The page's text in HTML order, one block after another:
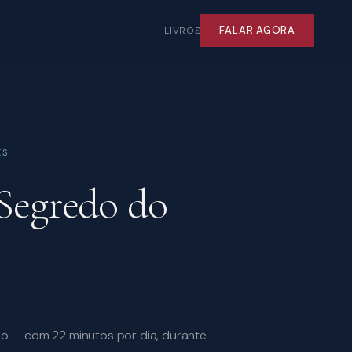
LIVROS FALAR AGORA
do
— com 22 minutos por dia, durante